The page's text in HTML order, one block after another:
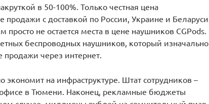
в 50-100%. Только честная цена
с доставкой по России, Украине и Беларуси.
не остается места в цене наушников CGPods.
беспроводных наушников, который изначально
через интернет.
экономит на инфраструктуре. Штат сотрудников –
в Тюмени. Наконец, рекламные бюджеты